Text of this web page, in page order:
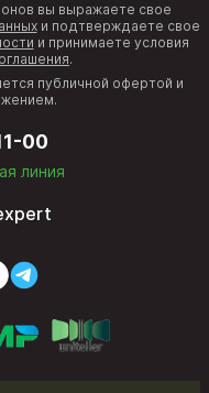
вы выражаете свое
и подтверждаете свое
и принимаете условия
.
публичной офертой и
00
линия